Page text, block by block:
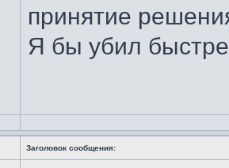
принятие
Я бы убил
Заголовок сообщения: